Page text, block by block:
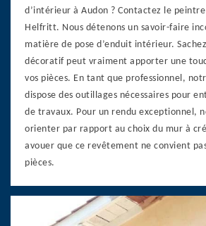
d’intérieur à Audon ? Contactez le
Helfritt. Nous détenons un savoir-faire
matière de pose d’enduit intérieur.
décoratif peut vraiment apporter une
vos pièces. En tant que professionnel,
dispose des outillages nécessaires pour
de travaux. Pour un rendu exceptionnel,
orienter par rapport au choix du mur à
avouer que ce revêtement ne convient
pièces.